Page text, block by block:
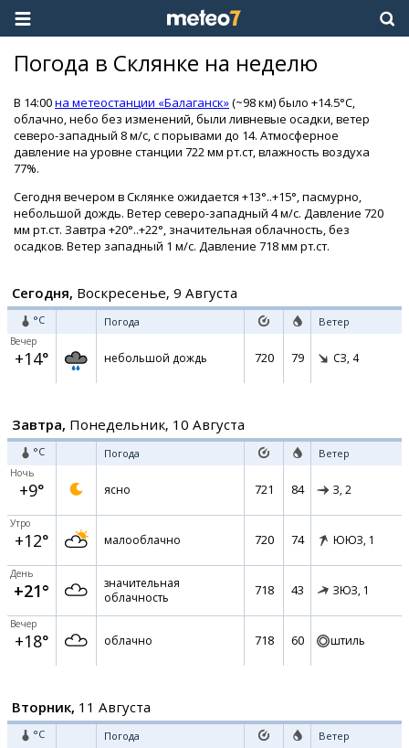
Погода в Склянке на неделю
В 14:00на метеостанции «Балаганск»(~98 км) было +14.5°C,
облачно, небо без изменений, были ливневые осадки, ветер
северо-западный 8 м/с, с порывами до 14. Атмосферное
давление на уровне станции 722 мм рт.ст, влажность воздуха
77%.
Сегодня вечером в Склянке ожидается +13°..+15°, пасмурно,
небольшой дождь. Ветер северо-западный 4 м/с. Давление 720
мм рт.ст. Завтра +20°..+22°, значительная облачность, без
осадков. Ветер западный 1 м/с. Давление 718 мм рт.ст.
Сегодня, Воскресенье, 9 Августа
°C Погода Ветер
Вечер
+14° небольшой дождь 720 79 СЗ, 4
Завтра, Понедельник, 10 Августа
°C Погода Ветер
Ночь
+9° ясно 721 84 З, 2
Утро
+12° малооблачно 720 74 ЮЮЗ, 1
День
+21°
значительная
облачность
718 43 ЗЮЗ, 1
Вечер
+18° облачно 718 60 штиль
Вторник, 11 Августа
°C Погода Ветер